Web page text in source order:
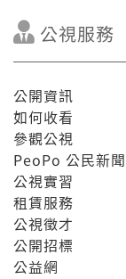
公視服務
公開資訊
如何收看
參觀公視
PeoPo 公民新聞
公視實習
租賃服務
公視徵才
公開招標
公益網